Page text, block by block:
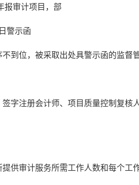
报审计项目，部
警示函
到位，被采取出处具警示函的监督
字注册会计师、项目质量控制复核
供审计服务所需工作人数和每个工